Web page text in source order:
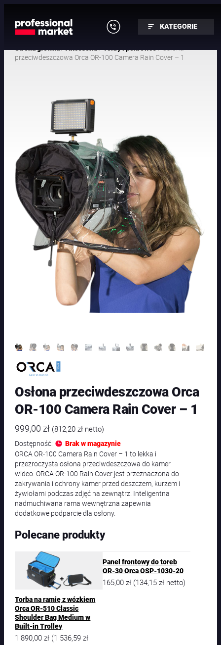
KATEGORIE
/ /
/ Osłona
przeciwdeszczowa Orca OR-100 Camera Rain Cover – 1
Osłona przeciwdeszczowa Orca
OR-100 Camera Rain Cover – 1
999,00zł (812,20zł netto)
Dostępność:
Brak w magazynie
ORCA OR-100 Camera Rain Cover – 1 to lekka i
przezroczysta osłona przeciwdeszczowa do kamer
wideo. ORCA OR-100 Rain Cover jest przeznaczona do
zakrywania i ochrony kamer przed deszczem, kurzem i
żywiołami podczas zdjęć na zewnątrz. Inteligentna
nadmuchiwana rama wewnętrzna zapewnia
dodatkowe podparcie dla osłony.
Polecane produkty
Torba na ramię z wózkiem
Orca OR-510 Classic
Shoulder Bag Medium w
Built-in Trolley
1 890,00zł (1 536,59zł
Panel frontowy do toreb
OR-30 Orca OSP-1030-20
165,00 zł (134,15 zł netto)